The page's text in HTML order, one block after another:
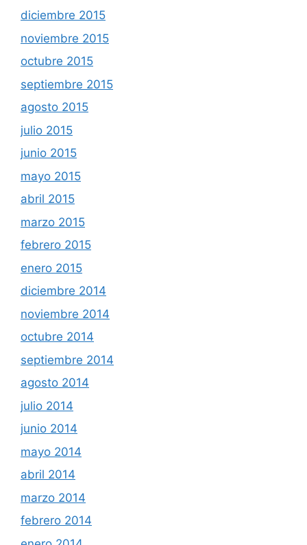
diciembre 2015
noviembre 2015
octubre 2015
septiembre 2015
agosto 2015
julio 2015
junio 2015
mayo 2015
abril 2015
marzo 2015
febrero 2015
enero 2015
diciembre 2014
noviembre 2014
octubre 2014
septiembre 2014
agosto 2014
julio 2014
junio 2014
mayo 2014
abril 2014
marzo 2014
febrero 2014